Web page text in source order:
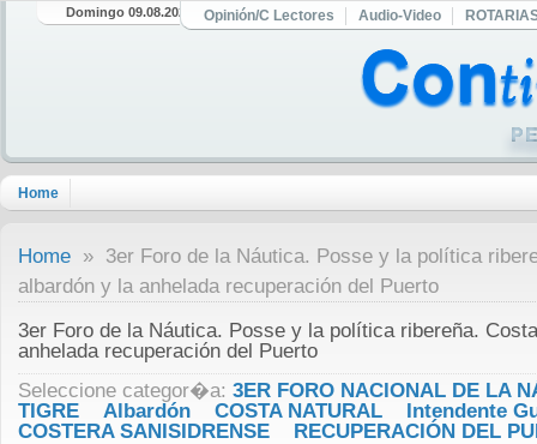
Domingo 09.08.2026 Opinión/C Lectores Audio-Video
Home
Home » 3er Foro de la Náutica. Posse y la política
albardón y la anhelada recuperación del Puerto
3er Foro de la Náutica. Posse y la política ribereña.
anhelada recuperación del Puerto
Seleccione categor�a: 3ER FORO NACIONAL DE LA
TIGRE
Albardón COSTA NATURAL
Intendente
COSTERA SANISIDRENSE
RECUPERACIÓN DEL